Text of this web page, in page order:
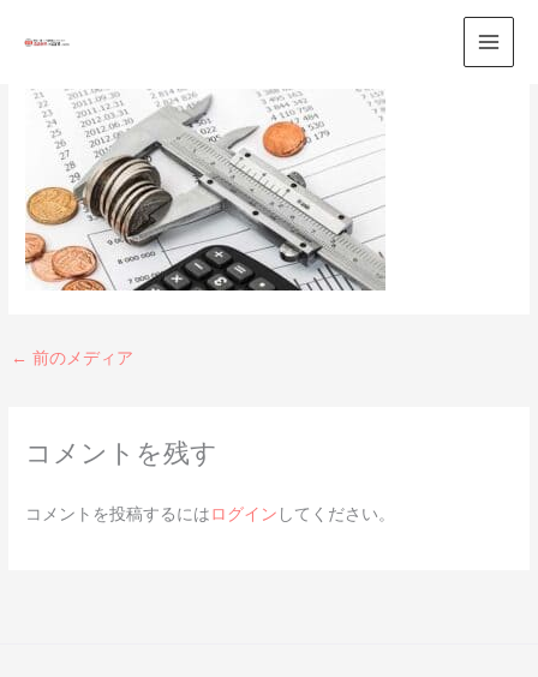
← 前のメディア
コメントを残す
コメントを投稿するにはログイン してください。